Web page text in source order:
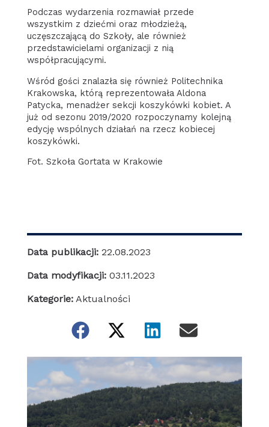
Podczas wydarzenia rozmawiał przede
wszystkim z dziećmi oraz młodzieżą,
uczęszczającą do Szkoły, ale również
przedstawicielami organizacji z nią
współpracującymi.
Wśród gości znalazła się również Politechnika
Krakowska, którą reprezentowała Aldona
Patycka, menadżer sekcji koszykówki kobiet. A
już od sezonu 2019/2020 rozpoczynamy kolejną
edycję wspólnych działań na rzecz kobiecej
koszykówki.
Fot. Szkoła Gortata w Krakowie
Data publikacji: 22.08.2023
Data modyfikacji: 03.11.2023
Kategorie: Aktualności